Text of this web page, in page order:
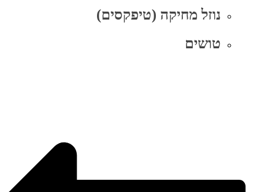
נוזל מחיקה (טיפקסים)
טושים